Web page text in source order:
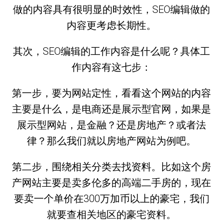
做的内容具有很明显的时效性，SEO编辑做的
内容更考虑长期性。
其次，SEO编辑的工作内容是什么呢？具体工
作内容有这七步：
第一步，要为网站定性，看看这个网站的内容
主要是什么，是电商还是展示型官网，如果是
展示型网站，是金融？还是房地产？或者法
律？那么我们就以房地产网站为例吧。
第二步，围绕相关分类去找资料。比如这个房
产网站主要是卖多伦多的高端二手房的，现在
要卖一个单价在300万加币以上的豪宅，我们
就要查相关地区的豪宅资料。